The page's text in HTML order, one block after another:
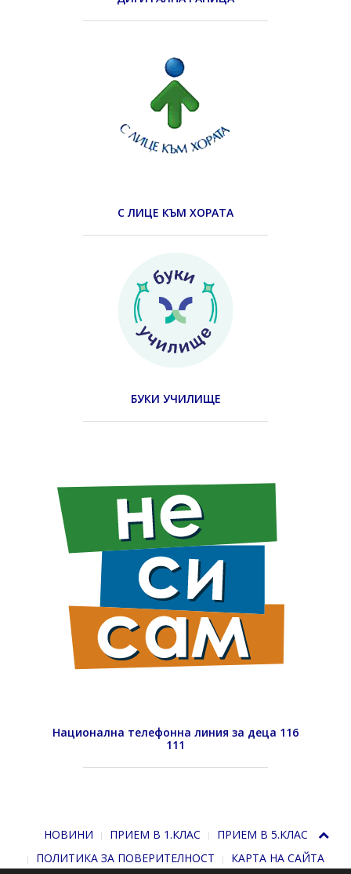
С ЛИЦЕ КЪМ ХОРАТА
БУКИ УЧИЛИЩЕ
Национална телефонна линия за деца 116
111
НОВИНИ ПРИЕМ В 1.КЛАС
ПРИЕМ В 5.КЛАС
ПОЛИТИКА ЗА ПОВЕРИТЕЛНОСТ
КАРТА НА САЙТА